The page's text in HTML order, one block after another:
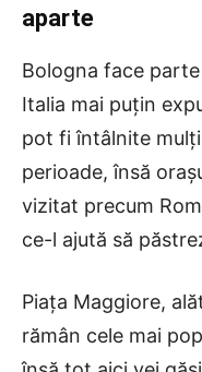
aparte
Bologna face
Italia mai puțin
pot fi întâlnite
perioade, însă
vizitat precum
ce-l ajută să
Piața Maggiore,
rămân cele mai